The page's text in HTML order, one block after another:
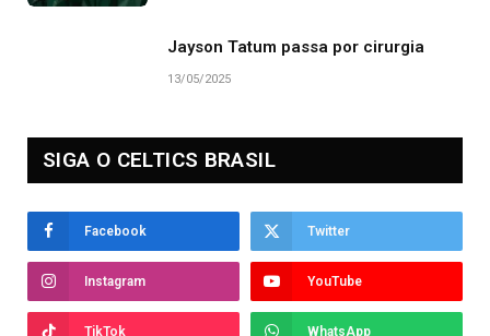
Jayson Tatum passa por cirurgia
13/05/2025
SIGA O CELTICS BRASIL
Facebook Twitter
Instagram YouTube
TikTok WhatsApp